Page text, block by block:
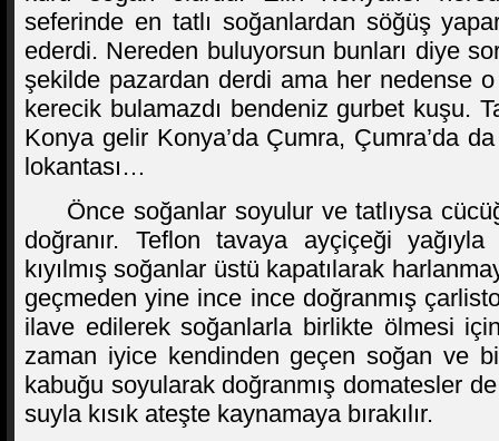
seferinde en tatlı soğanlardan söğüş
ederdi. Nereden buluyorsun bunları diye
şekilde pazardan derdi ama her nedense
kerecik bulamazdı bendeniz gurbet kuşu.
Konya gelir Konya’da Çumra, Çumra’da
lokantası…
Önce soğanlar soyulur ve tatlıysa
doğranır. Teflon tavaya ayçiçeği
kıyılmış soğanlar üstü kapatılarak
geçmeden yine ince ince doğranmış
ilave edilerek soğanlarla birlikte ölmesi
zaman iyice kendinden geçen soğan ve
kabuğu soyularak doğranmış domatesler
suyla kısık ateşte kaynamaya bırakılır.